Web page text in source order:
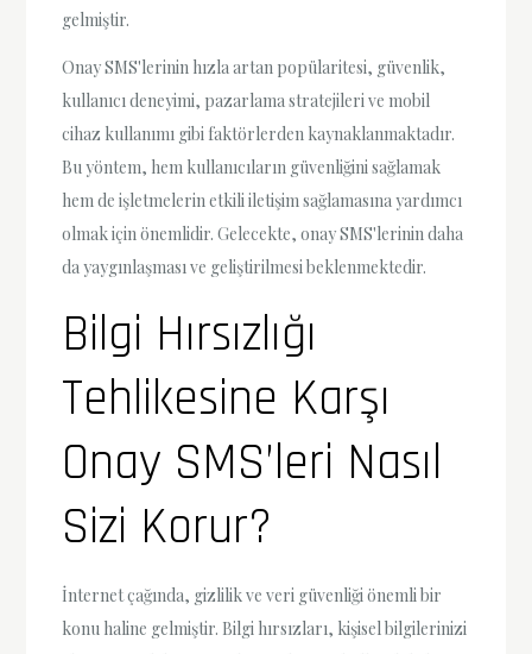
gelmiştir.
Onay SMS'lerinin hızla artan popülaritesi, güvenlik,
kullanıcı deneyimi, pazarlama stratejileri ve mobil
cihaz kullanımı gibi faktörlerden kaynaklanmaktadır.
Bu yöntem, hem kullanıcıların güvenliğini sağlamak
hem de işletmelerin etkili iletişim sağlamasına yardımcı
olmak için önemlidir. Gelecekte, onay SMS'lerinin daha
da yaygınlaşması ve geliştirilmesi beklenmektedir.
Bilgi Hırsızlığı
Tehlikesine Karşı
Onay SMS’leri Nasıl
Sizi Korur?
İnternet çağında, gizlilik ve veri güvenliği önemli bir
konu haline gelmiştir. Bilgi hırsızları, kişisel bilgilerinizi